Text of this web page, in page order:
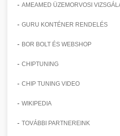
- AMEAMED ÜZEMORVOSI
- GURU KONTÉNER RENDELÉS
- BOR BOLT ÉS WEBSHOP
- CHIPTUNING
- CHIP TUNING VIDEO
- WIKIPEDIA
- TOVÁBBI PARTNEREINK